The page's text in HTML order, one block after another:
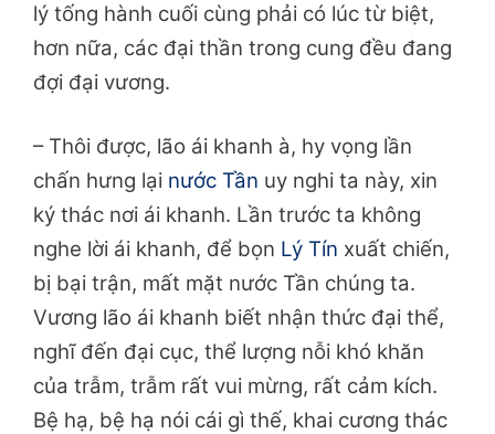
lý tống hành cuối cùng phải có lúc từ biệt,
hơn nữa, các đại thần trong cung đều đang
đợi đại vương.
– Thôi được, lão ái khanh à, hy vọng lần
chấn hưng lại nước Tần uy nghi ta này, xin
ký thác nơi ái khanh. Lần trước ta không
nghe lời ái khanh, để bọn Lý Tín xuất chiến,
bị bại trận, mất mặt nước Tần chúng ta.
Vương lão ái khanh biết nhận thức đại thể,
nghĩ đến đại cục, thể lượng nỗi khó khăn
của trẫm, trẫm rất vui mừng, rất cảm kích.
Bệ hạ, bệ hạ nói cái gì thế, khai cương thác